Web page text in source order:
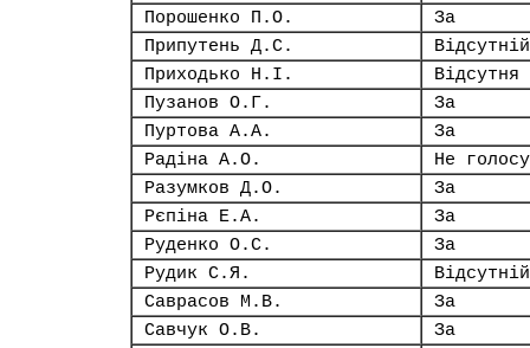
Порошенко П.О.
За
Припутень Д.С.
Відсутній
Приходько Н.І.
Відсутня
Пузанов О.Г.
За
Пуртова А.А.
За
Радіна А.О.
Не
Разумков Д.О.
За
Рєпіна Е.А.
За
Руденко О.С.
За
Рудик С.Я.
Відсутній
Саврасов М.В.
За
Савчук О.В.
За